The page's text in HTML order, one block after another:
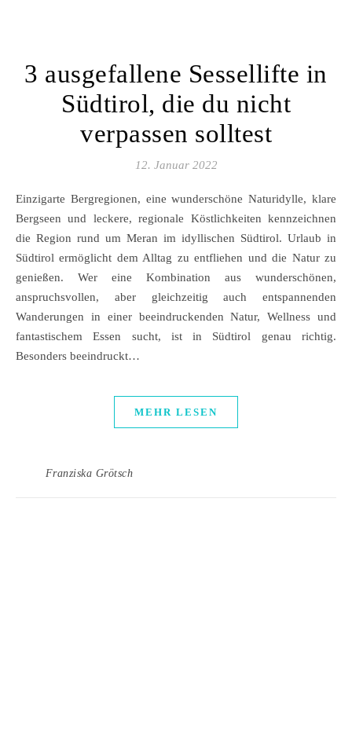
3 ausgefallene Sessellifte in
Südtirol, die du nicht
verpassen solltest
12. Januar 2022
Einzigarte Bergregionen, eine wunderschöne Naturidylle, klare
Bergseen und leckere, regionale Köstlichkeiten kennzeichnen
die Region rund um Meran im idyllischen Südtirol. Urlaub in
Südtirol ermöglicht dem Alltag zu entfliehen und die Natur zu
genießen. Wer eine Kombination aus wunderschönen,
anspruchsvollen, aber gleichzeitig auch entspannenden
Wanderungen in einer beeindruckenden Natur, Wellness und
fantastischem Essen sucht, ist in Südtirol genau richtig.
Besonders beeindruckt…
MEHR LESEN
Franziska Grötsch